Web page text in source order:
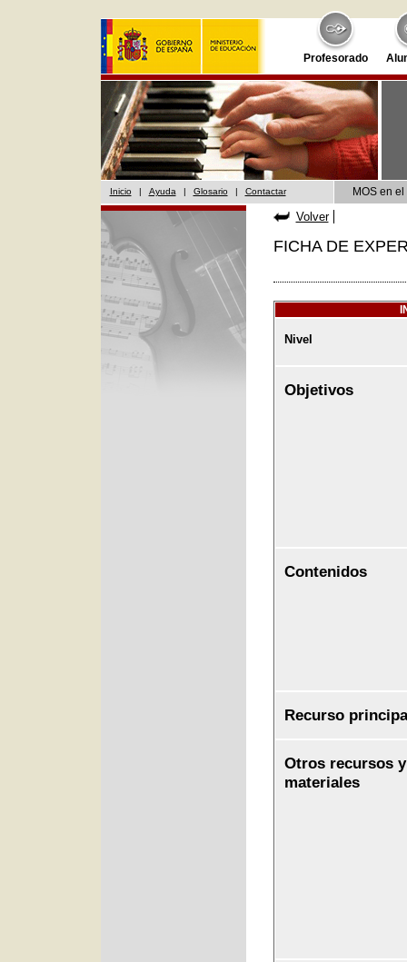
Profesorado
Inicio | Ayuda | Glosario | Contactar MOS en
Volver
FICHA DE
Nivel
Objetivos
Contenidos
Recurso
Otros recursos y
materiales